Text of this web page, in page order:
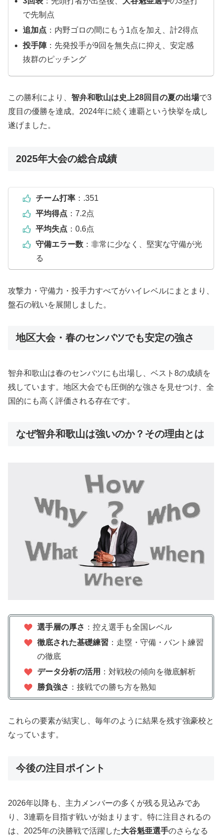
で先制点
追加点 ：内野ゴロの間にもう1点を加え、計2得点
投手陣：先発投手が9回を無失点に抑え、安定感
抜群のピッチング
この勝利により、 智弁和歌山は史上28回目の夏の出場で3
度目の優勝を達成。2024年に続く連覇という快挙を成し
遂げました。
2025年大会の総合成績
チーム打率：.351
平均得点 ：7.2点
平均失点 ：0.6点
守備エラー数：非常に少なく、堅実な守備が光
る
攻撃力・守備力・投手力すべてがハイレベルにまとまり、
盤石の戦いを展開しました。
地区大会・春のセンバツでも安定の強さ
智弁和歌山は春のセンバツにも出場し、ベスト8の成績を
残しています。地区大会でも圧倒的な強さを見せつけ、全
国的にも高く評価される存在です。
なぜ智弁和歌山は強いのか？その理由とは
選手層の厚さ ：控え選手も全国レベル
徹底された基礎練習 ：走塁・守備・バント練習
の徹底
データ分析の活用 ：対戦校の傾向を徹底解析
勝負強さ ：接戦での勝ち方を熟知
これらの要素が結実し、毎年のように結果を残す強豪校と
なっています。
今後の注目ポイント
2026年以降も、主力メンバーの多くが残る見込みであ
り、3連覇を目指す戦いが始まります。特に注目されるの
は、2025年の決勝戦で活躍した大谷魁亜選手のさらなる